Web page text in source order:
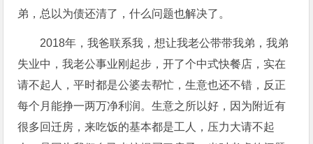
弟，总以为债还清了，什么问题也解决了。
2018年，我爸联系我，想让我老公带带我弟，我弟
失业中，我老公事业刚起步，开了个中式快餐店，实在
请不起人，平时都是公婆去帮忙，生意也还不错，反正
每个月能挣一两万净利润。生意之所以好，因为附近有
很多回迁房，来吃饭的基本都是工人，压力大请不起